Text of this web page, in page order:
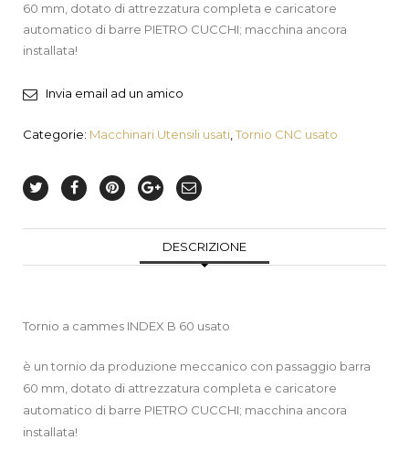
60 mm, dotato di attrezzatura completa e caricatore
automatico di barre PIETRO CUCCHI; macchina ancora
installata!
Invia email ad un amico
Categorie: Macchinari Utensili usati Tornio CNC usato
DESCRIZIONE
Tornio a cammes INDEX B 60 usato
è un tornio da produzione meccanico con passaggio barra
60 mm, dotato di attrezzatura completa e caricatore
automatico di barre PIETRO CUCCHI; macchina ancora
installata!